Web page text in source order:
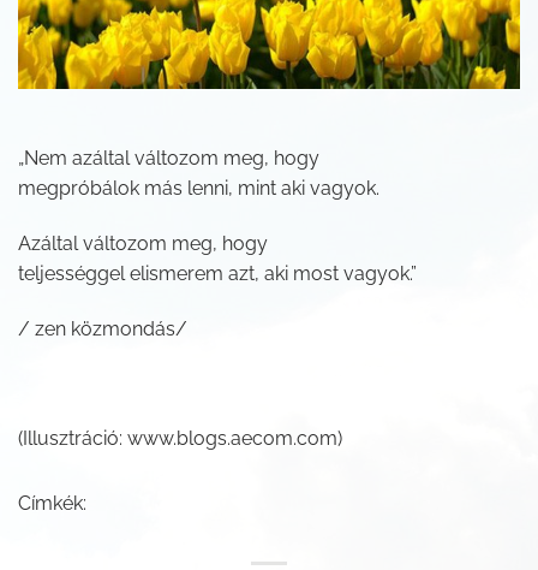
„Nem azáltal változom meg, hogy
megpróbálok más lenni, mint aki vagyok.
Azáltal változom meg, hogy
teljességgel elismerem azt, aki most vagyok.”
/ zen közmondás/
(Illusztráció: www.blogs.aecom.com)
Címkék: